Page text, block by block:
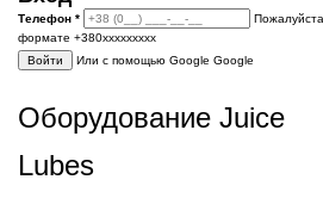
Телефон *
формате +380ххххххххх
Войти
Или с помощью Google Google
Оборудование Juice
Lubes